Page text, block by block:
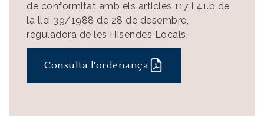
de conformitat amb els articles 117 i 41.b de
la llei 39/1988 de 28 de desembre,
reguladora de les Hisendes Locals.
Consulta l'ordenança